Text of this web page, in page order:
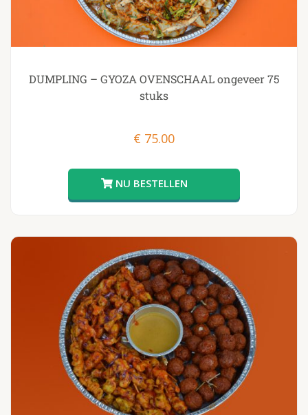
DUMPLING – GYOZA OVENSCHAAL ongeveer 75
stuks
€ 75.00